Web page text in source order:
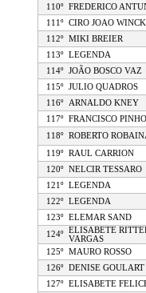
110º
FREDERICO
111º
CIRO JOAO WINCK
112º
MIKI BREIER
113º
LEGENDA
114º
JOÃO BOSCO VAZ
115º
JULIO QUADROS
116º
ARNALDO KNEY
117º
FRANCISCO PINHO
118º
ROBERTO
119º
RAUL CARRION
120º
NELCIR TESSARO
121º
LEGENDA
122º
LEGENDA
123º
ELEMAR SAND
124º
ELISABETE
VARGAS
125º
MAURO ROSSO
126º
DENISE GOULART
127º
ELISABETE